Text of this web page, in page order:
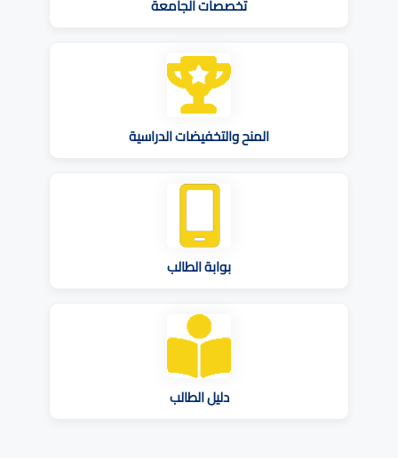
تخصصات الجامعة
المنح والتخفيضات الدراسية
بوابة الطالب
دليل الطالب